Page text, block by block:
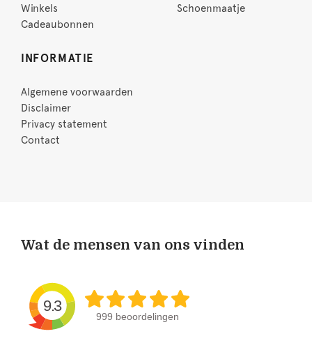
Winkels
Cadeaubonnen
Schoenmaatje
INFORMATIE
Algemene voorwaarden
Disclaimer
Privacy statement
Contact
Wat de mensen van ons vinden
9.3
999 beoordelingen